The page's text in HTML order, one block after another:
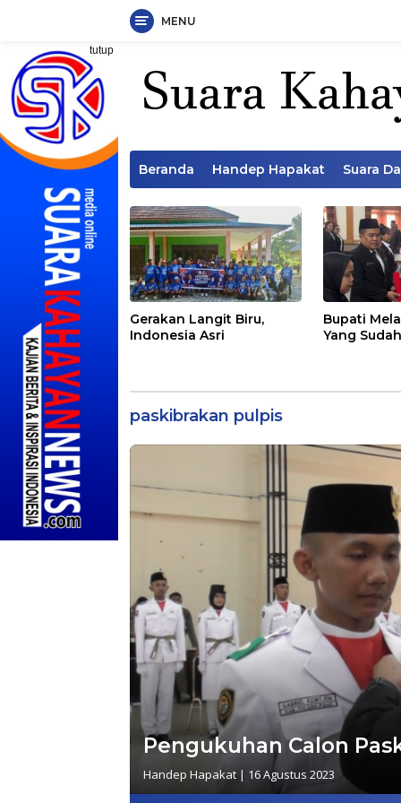
Langsung
konten
MENU
tutup
Beranda Handep Hapakat Suara
Gerakan Langit Biru,
Indonesia Asri
Bupati
Yang
paskibrakan pulpis
Pengukuhan Calon
Handep Hapakat | 16 Agustus 2023